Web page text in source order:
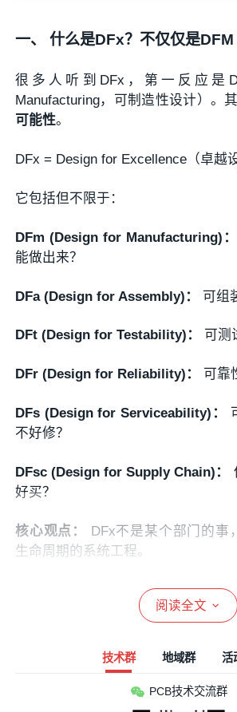
一、 什么是DFx？不仅仅是DFM
很多人听到DFx，第一反应是
Manufacturing，可制造性设计）。
可能性。
DFx = Design for Excellence（卓越
它包括但不限于：
DFm (Design for Manufacturing)：
能做出来？
DFa (Design for Assembly)： 可组
DFt (Design for Testability)： 可测
DFr (Design for Reliability)： 可靠
DFs (Design for Serviceability)：
不好修？
DFsc (Design for Supply Chain)：
好买？
核心观点：
DFx不是某个部门的事
生命周期的系统工程。
二、 触目惊心的数据：设计驱动
阅读全文
技术群 地域群 活
PCB技术交流群